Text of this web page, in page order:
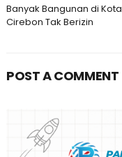
Banyak Bangunan di Kota
Cirebon Tak Berizin
POST A COMMENT